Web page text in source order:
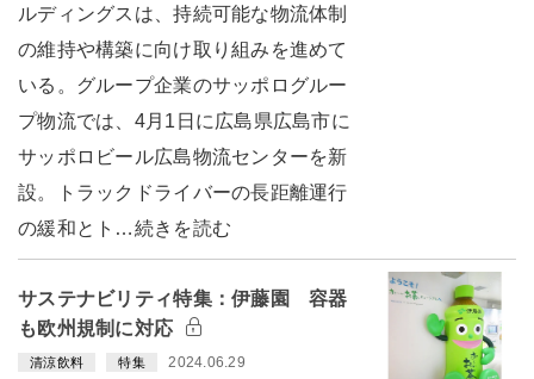
ルディングスは、持続可能な物流体制
の維持や構築に向け取り組みを進めて
いる。グループ企業のサッポログルー
プ物流では、4月1日に広島県広島市に
サッポロビール広島物流センターを新
設。トラックドライバーの長距離運行
の緩和とト…続きを読む
サステナビリティ特集：伊藤園 容器
も欧州規制に対応
清涼飲料 特集 2024.06.29